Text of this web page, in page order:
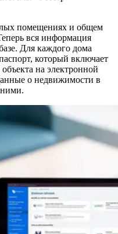
помещениях и общем
вся информация
Для каждого дома
который включает
на электронной
о недвижимости в
ними.